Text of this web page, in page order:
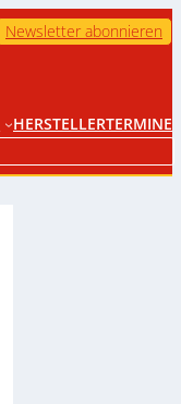
Newsletter abonnieren
HERSTELLERTERMINE